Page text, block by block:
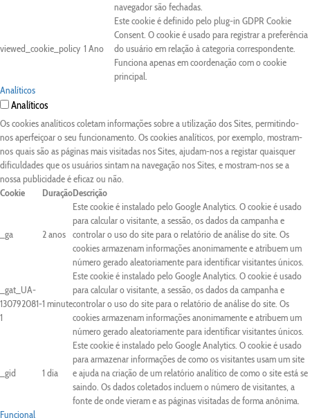
navegador são fechadas.
viewed_cookie_policy 1 Ano
Este cookie é definido pelo plug-in GDPR Cookie
Consent. O cookie é usado para registrar a preferência
do usuário em relação à categoria correspondente.
Funciona apenas em coordenação com o cookie
principal.
Analíticos
Analíticos
Os cookies analíticos coletam informações sobre a utilização dos Sites, permitindo-
nos aperfeiçoar o seu funcionamento. Os cookies analíticos, por exemplo, mostram-
nos quais são as páginas mais visitadas nos Sites, ajudam-nos a registar quaisquer
dificuldades que os usuários sintam na navegação nos Sites, e mostram-nos se a
nossa publicidade é eficaz ou não.
Cookie
DuraçãoDescrição
_ga 2 anos
Este cookie é instalado pelo Google Analytics. O cookie é usado
para calcular o visitante, a sessão, os dados da campanha e
controlar o uso do site para o relatório de análise do site. Os
cookies armazenam informações anonimamente e atribuem um
número gerado aleatoriamente para identificar visitantes únicos.
_gat_UA-
130792081-
1
1 minute
Este cookie é instalado pelo Google Analytics. O cookie é usado
para calcular o visitante, a sessão, os dados da campanha e
controlar o uso do site para o relatório de análise do site. Os
cookies armazenam informações anonimamente e atribuem um
número gerado aleatoriamente para identificar visitantes únicos.
_gid 1 dia
Este cookie é instalado pelo Google Analytics. O cookie é usado
para armazenar informações de como os visitantes usam um site
e ajuda na criação de um relatório analítico de como o site está se
saindo. Os dados coletados incluem o número de visitantes, a
fonte de onde vieram e as páginas visitadas de forma anônima.
Funcional